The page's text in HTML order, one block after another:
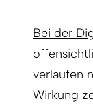
Bei der
verlaufen
Wirkung